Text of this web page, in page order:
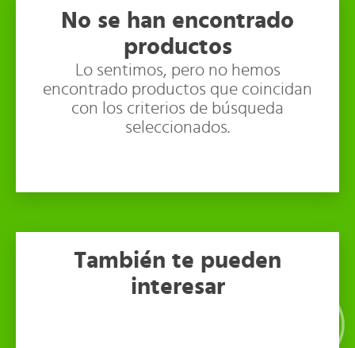
No se han encontrado
productos
Lo sentimos, pero no hemos
encontrado productos que coincidan
con los criterios de búsqueda
seleccionados.
También te pueden
interesar